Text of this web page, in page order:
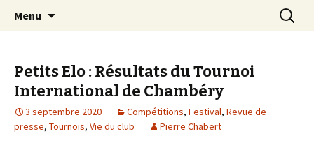
Club d échecs de l
agglomération
chambérienne
Les échecs pour tous
Menu
Petits Elo : Résultats du Tournoi
International de Chambéry
3 septembre 2020 Compétitions, Festival, Revue de
presse, Tournois, Vie du club Pierre Chabert